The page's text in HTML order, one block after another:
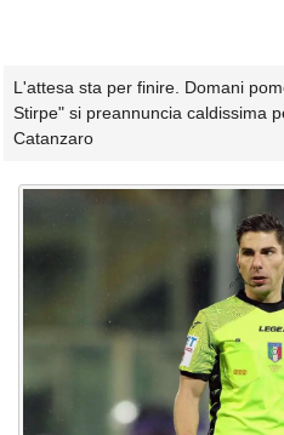
L'attesa sta per finire. Domani
Stirpe" si preannuncia caldissima
Catanzaro